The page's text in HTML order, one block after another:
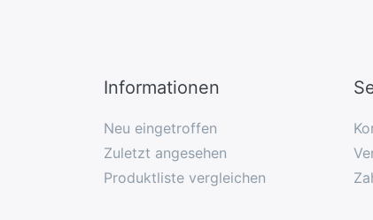
Informationen
Neu eingetroffen
Zuletzt angesehen
Produktliste vergleichen